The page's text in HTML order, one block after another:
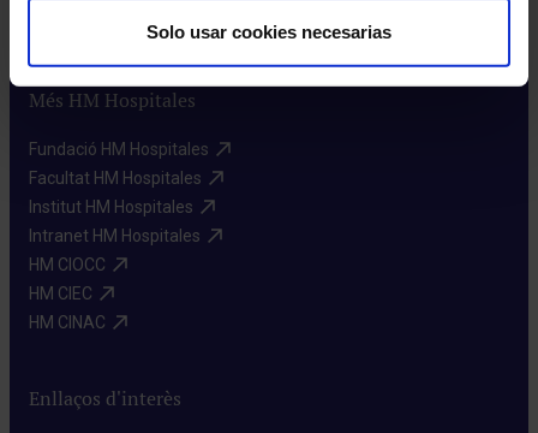
Solo usar cookies necesarias
Canal intern d'informació​
Més HM Hospitales
Fundació HM Hospitales​
Facultat HM Hospitales​
Institut HM Hospitales​
Intranet HM Hospitales​
HM CIOCC​
HM CIEC​
HM CINAC​
Enllaços d'interès